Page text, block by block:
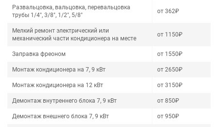
Развальцовка, вальцовка, перевальцовка
трубы 1/4", 3/8", 1/2", 5/8"
от 362₽
Мелкий ремонт электрический или
механический части кондиционера на месте
от 1150₽
Заправка фреоном от 1550₽
Монтаж кондиционера на 7, 9 кВт от 2650₽
Монтаж кондиционера на 12 кВт от 3150₽
Демонтаж внутреннего блока 7, 9 кВт от 850₽
Демонтаж внешнего блока 7, 9 кВт от 950₽